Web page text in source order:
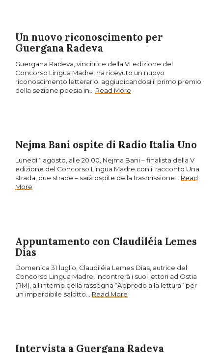
Un nuovo riconoscimento per
Guergana Radeva
Guergana Radeva, vincitrice della VI edizione del
Concorso Lingua Madre, ha ricevuto un nuovo
riconoscimento letterario, aggiudicandosi il primo premio
della sezione poesia in… Read More
Nejma Bani ospite di Radio Italia Uno
Lunedì 1 agosto, alle 20.00, Nejma Bani – finalista della V
edizione del Concorso Lingua Madre con il racconto Una
strada, due strade – sarà ospite della trasmissione… Read
More
Appuntamento con Claudiléia Lemes
Dias
Domenica 31 luglio, Claudiléia Lemes Dias, autrice del
Concorso Lingua Madre, incontrerà i suoi lettori ad Ostia
(RM), all’interno della rassegna “Approdo alla lettura” per
un imperdibile salotto… Read More
Intervista a Guergana Radeva